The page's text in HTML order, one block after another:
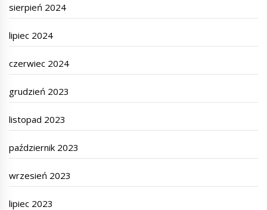
sierpień 2024
lipiec 2024
czerwiec 2024
grudzień 2023
listopad 2023
październik 2023
wrzesień 2023
lipiec 2023